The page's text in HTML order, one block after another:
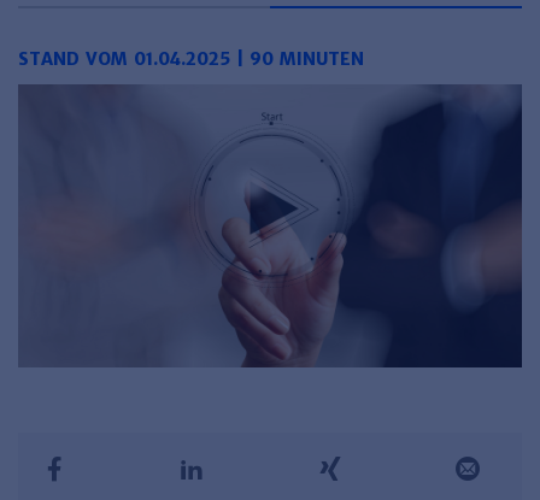
STAND VOM 01.04.2025 | 90 MINUTEN